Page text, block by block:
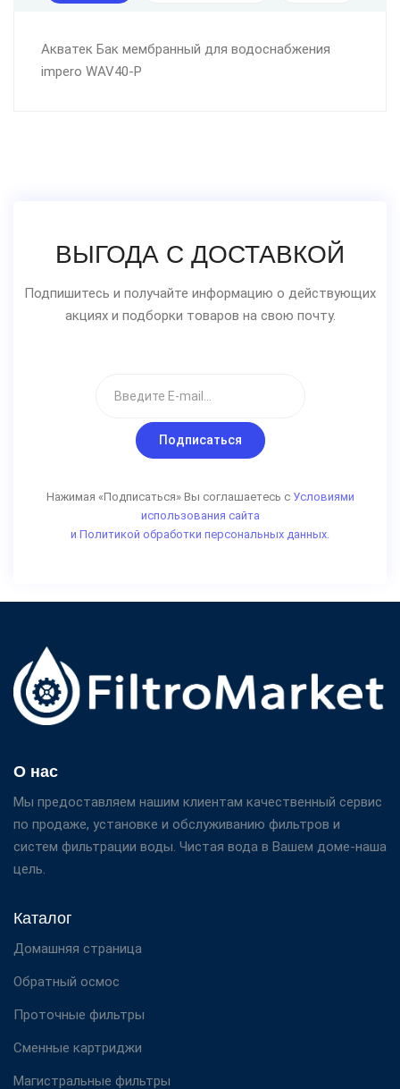
Aкватек Бак мембранный для водоснабжения
impero WAV40-P
ВЫГОДА С ДОСТАВКОЙ
Подпишитесь и получайте информацию о действующих
акциях и подборки товаров на свою почту.
Подписаться
Нажимая «Подписаться» Вы соглашаетесь с Условиями
использования сайта
и Политикой обработки персональных данных.
О нас
Мы предоставляем нашим клиентам качественный сервис
по продаже, установке и обслуживанию фильтров и
систем фильтрации воды. Чистая вода в Вашем доме-наша
цель.
Каталог
Домашняя страница
Обратный осмос
Проточные фильтры
Сменные картриджи
Магистральные фильтры